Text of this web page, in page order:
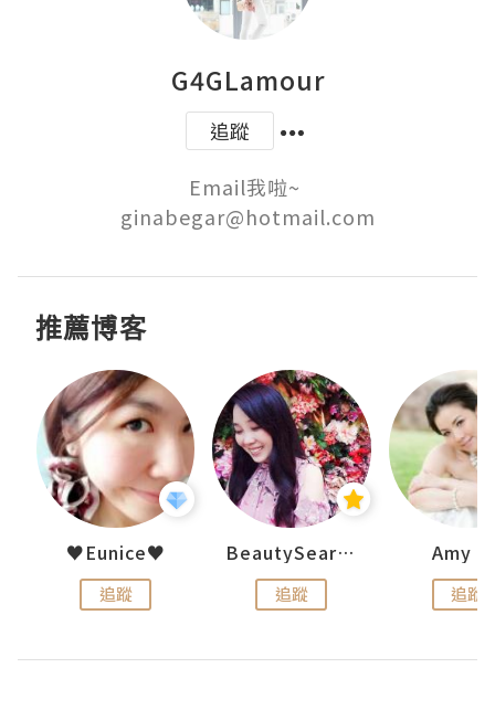
G4GLamour
追蹤
Email我啦~
推薦博客
♥Eunice♥
追蹤
BeautySearch
追蹤
Amy
追蹤